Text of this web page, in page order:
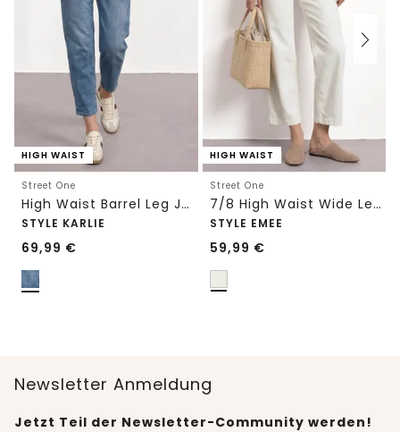
HIGH WAIST
Street One
High Waist Barrel Leg Jeans im Loose Fit
STYLE KARLIE
69,99 €
HIGH WAIST
Street One
7/8 High Waist Wide Leg Jeans im Loose Fit
STYLE EMEE
59,99 €
Newsletter Anmeldung
Jetzt Teil der Newsletter-Community werden!